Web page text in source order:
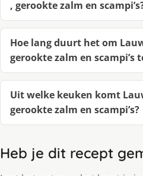
, gerookte zalm en
Hoe lang duurt het om
gerookte zalm en scampi’s
Uit welke keuken komt
gerookte zalm en scampi’s?
Heb je dit recept